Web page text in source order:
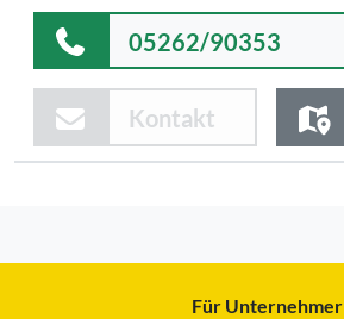
05262/90353
Kontakt
Für Unternehmer